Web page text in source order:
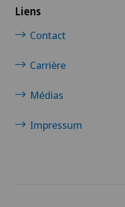
Liens
Contact
Carrière
Médias
Impressum